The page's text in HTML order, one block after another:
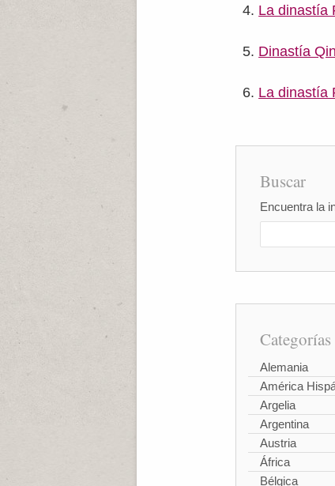
La dinastía
Dinastía
La dinastía
Buscar
Encuentra la
Categorías
Alemania
América
Argelia
Argentina
Austria
África
Bélgica